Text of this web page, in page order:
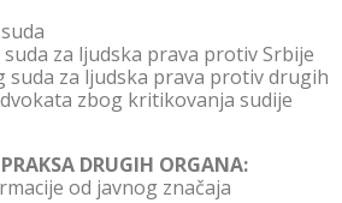
za ljudska prava protiv Srbije
suda za ljudska prava protiv drugih
zbog kritikovanja sudije
DRUGIH ORGANA:
od javnog značaja